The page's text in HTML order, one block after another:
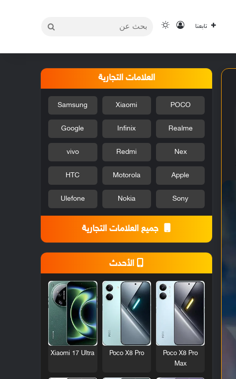
تابعنا تسجيل الدخول
الوضع المظلم بحث
العلامات التجارية
POCO
Xiaomi
Samsung
Realme
Infinix
Google
Nex
Redmi
vivo
Apple
Motorola
HTC
Sony
Nokia
Ulefone
جميع العلامات التجارية
الأحدث
Poco X8 Pro
Max
Poco X8 Pro
Xiaomi 17 Ultra